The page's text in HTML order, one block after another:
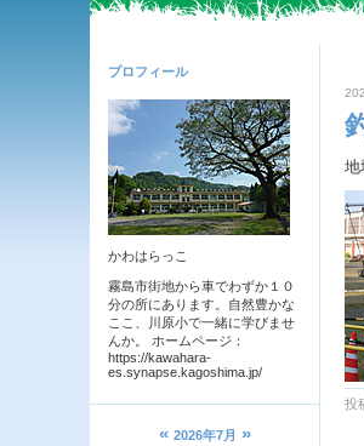
プロフィール
かわはらっこ
霧島市街地から車でわずか１０
分の所にあります。自然豊かな
ここ、川原小で一緒に学びませ
んか。 ホームページ：
https://kawahara-
es.synapse.kagoshima.jp/
« 2026年7月 »
地
投